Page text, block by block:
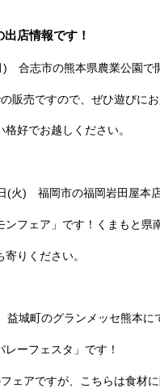
店情報です！
合志市の熊本県農業公園で
販売ですので、ぜひ遊びにお
好でお越しください。
(火) 福岡市の福岡岩田屋本
ンフェア」です！くまもと
りください。
城町のグランメッセ熊本に
レーフェスタ」です！
ェアですが、こちらは食材